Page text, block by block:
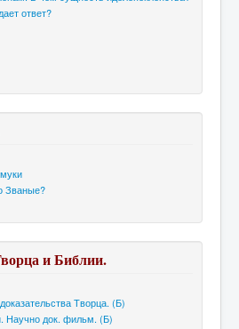
ответ?
Званые?
и Библии.
Творца. (Б)
Научно док. фильм. (Б)